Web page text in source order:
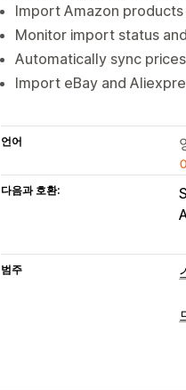
Import Amazon
Monitor import status
Automatically sync
Import eBay and
언어
다음과 호환:
범주